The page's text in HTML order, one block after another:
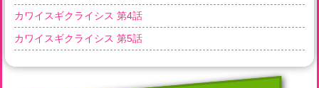
カワイスギクライシス 第4話
カワイスギクライシス 第5話